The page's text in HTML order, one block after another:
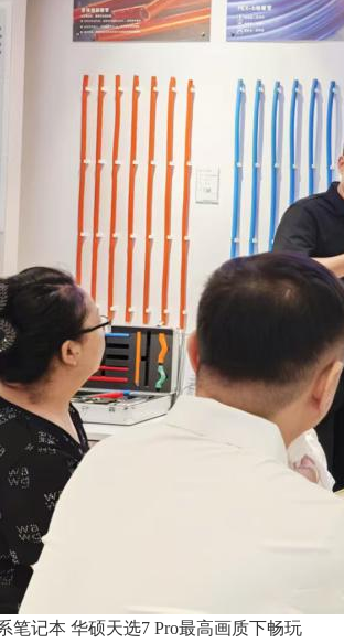
笔记本 华硕天选7 Pro最高画质下畅玩